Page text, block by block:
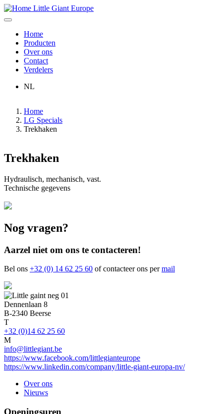
Overslaan
en
inhoud
gaan
Branding
van
website
Little Giant Europe
Hoofdnavigatie
Home
Producten
Over ons
Contact
Verdelers
NL
Home
LG Specials
Trekhaken
Trekhaken
Hydraulisch, mechanisch, vast.
Technische gegevens
Nog vragen?
Aarzel niet om ons te contacteren!
Bel ons +32 (0) 14 62 25 60 of contacteer ons permail
Dennenlaan 8
B-2340 Beerse
T
+32 (0)14 62 25 60
M
info@littlegiant.be
https://www.facebook.com/littlegianteurope
https://www.linkedin.com/company/little-giant-europa-nv/
Footer
Over ons
Nieuws
Openingsuren